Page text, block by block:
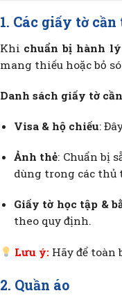
1. Các giấy tờ
Khi chuẩn bị hành
mang thiếu hoặc bỏ
Danh sách giấy tờ
Visa & hộ chiếu:
Ảnh thẻ: Chuẩn bị
dùng trong các thủ
Giấy tờ học tập &
theo quy định.
Lưu ý: Hãy để
2. Quần áo